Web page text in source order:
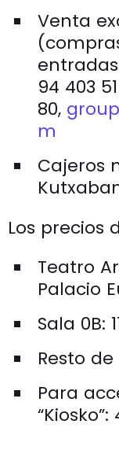
Venta
94 403 51
80,
m
Cajeros
Los precios
Teatro
Palacio
Sala 0B:
Resto
Para